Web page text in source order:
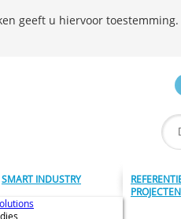
SMART INDUSTRY
PROJECTEN
geeft u hiervoor toestemming.